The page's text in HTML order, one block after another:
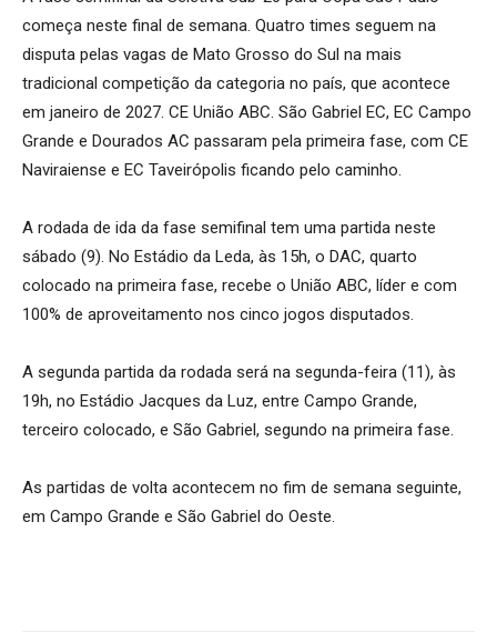
começa neste final de semana. Quatro times seguem na
disputa pelas vagas de Mato Grosso do Sul na mais
tradicional competição da categoria no país, que acontece
em janeiro de 2027. CE União ABC. São Gabriel EC, EC Campo
Grande e Dourados AC passaram pela primeira fase, com CE
Naviraiense e EC Taveirópolis ficando pelo caminho.
A rodada de ida da fase semifinal tem uma partida neste
sábado (9). No Estádio da Leda, às 15h, o DAC, quarto
colocado na primeira fase, recebe o União ABC, líder e com
100% de aproveitamento nos cinco jogos disputados.
A segunda partida da rodada será na segunda-feira (11), às
19h, no Estádio Jacques da Luz, entre Campo Grande,
terceiro colocado, e São Gabriel, segundo na primeira fase.
As partidas de volta acontecem no fim de semana seguinte,
em Campo Grande e São Gabriel do Oeste.